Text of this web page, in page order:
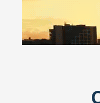
t
a